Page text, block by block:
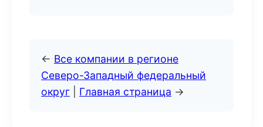
← Все компании в регионе
Северо-Западный федеральный
округ
Главная страница →